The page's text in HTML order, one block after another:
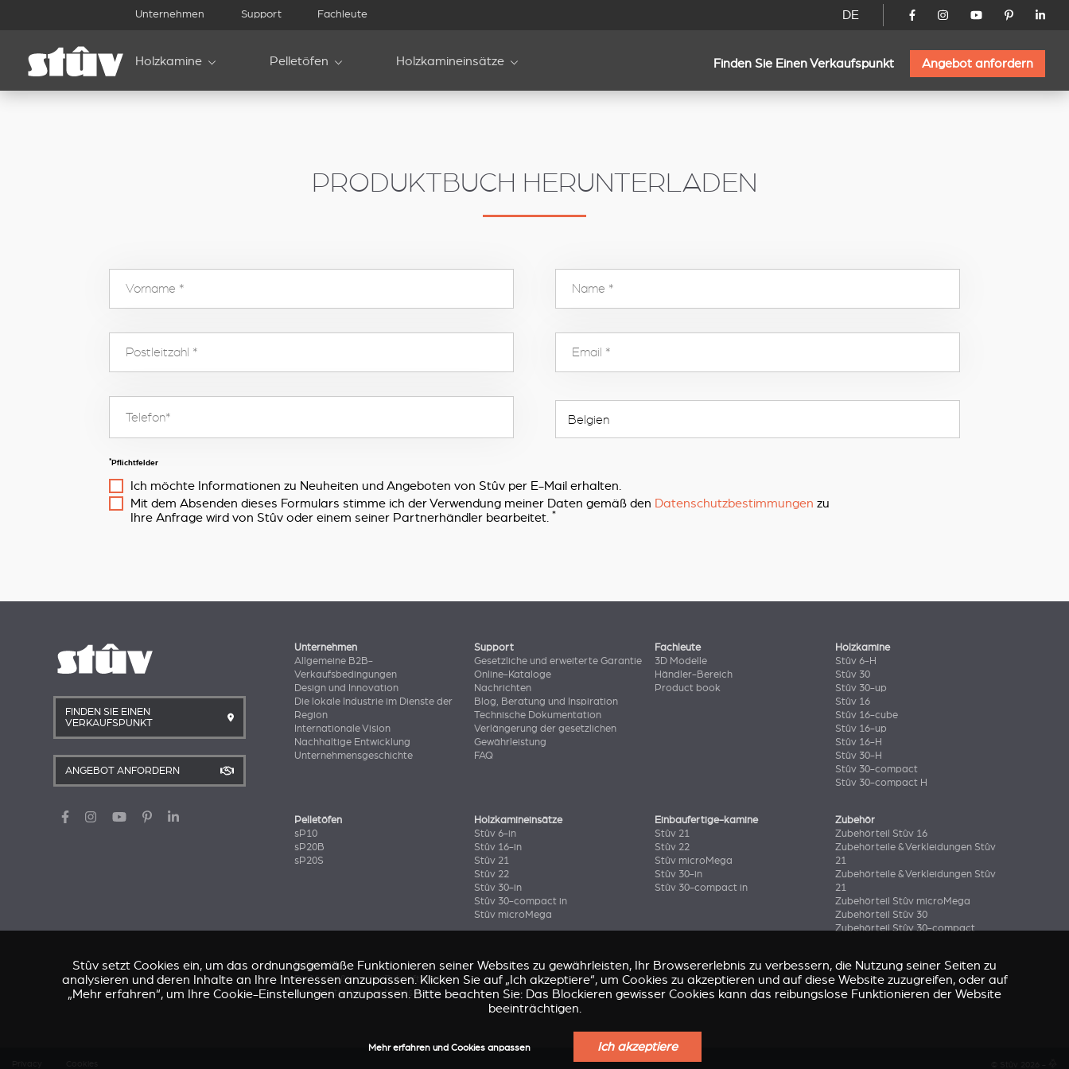
Unternehmen Support Fachleute DE
Holzkamine Pelletöfen Holzkamineinsätze Finden Sie Einen Verkaufspunkt Angebot anfordern
PRODUKTBUCH HERUNTERLADEN
*Pflichtfelder
Ich möchte Informationen zu Neuheiten und Angeboten von Stûv per E-Mail erhalten.
Mit dem Absenden dieses Formulars stimme ich der Verwendung meiner Daten gemäß den Datenschutzbestimmungen zu
Ihre Anfrage wird von Stûv oder einem seiner Partnerhändler bearbeitet. *
FINDEN SIE EINEN
VERKAUFSPUNKT
ANGEBOT ANFORDERN
Unternehmen
Allgemeine B2B-
Verkaufsbedingungen
Design und Innovation
Die lokale Industrie im Dienste der
Region
Internationale Vision
Nachhaltige Entwicklung
Unternehmensgeschichte
Support
Gesetzliche und erweiterte Garantie
Online-Kataloge
Nachrichten
Blog, Beratung und Inspiration
Technische Dokumentation
Verlängerung der gesetzlichen
Gewährleistung
FAQ
Fachleute
3D Modelle
Händler-Bereich
Product book
Holzkamine
Stûv 6-H
Stûv 30
Stûv 30-up
Stûv 16
Stûv 16-cube
Stûv 16-up
Stûv 16-H
Stûv 30-H
Stûv 30-compact
Stûv 30-compact H
Pelletöfen
sP10
sP20B
sP20S
Holzkamineinsätze
Stûv 6-in
Stûv 16-in
Stûv 21
Stûv 22
Stûv 30-in
Stûv 30-compact in
Stûv microMega
Einbaufertige-kamine
Stûv 21
Stûv 22
Stûv microMega
Stûv 30-in
Stûv 30-compact in
Zubehör
Zubehörteil Stûv 16
Zubehörteile & Verkleidungen Stûv
21
Zubehörteile & Verkleidungen Stûv
21
Zubehörteil Stûv microMega
Zubehörteil Stûv 30
Zubehörteil Stûv 30-compact
Fallstudie
Die Verheißung der Zukunft(Stûv 22)
Architektenhaus in Nîmes(sP10)
Stûv setzt Cookies ein, um das ordnungsgemäße Funktionieren seiner Websites zu gewährleisten, Ihr Browsererlebnis zu verbessern, die Nutzung seiner Seiten zu
analysieren und deren Inhalte an Ihre Interessen anzupassen. Klicken Sie auf „Ich akzeptiere“, um Cookies zu akzeptieren und auf diese Website zuzugreifen, oder auf
„Mehr erfahren“, um Ihre Cookie-Einstellungen anzupassen. Bitte beachten Sie: Das Blockieren gewisser Cookies kann das reibungslose Funktionieren der Website
beeinträchtigen.
Mehr erfahren und Cookies anpassen Ich akzeptiere